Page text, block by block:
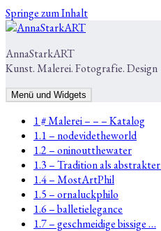
Springe zum Inhalt
AnnaStarkART
Kunst. Malerei. Fotografie. Design
Menü und Widgets
1 # Malerei – – – Katalog
1.1 – nodevidetheworld
1.2 – oninoutthewater
1.3 – Tradition als
1.4 – MostArtPhil
1.5 – ornaluckphilo
1.6 – balletielegance
1.7 – geschmeidige bissige …